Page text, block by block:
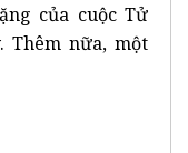
của cuộc Tử
Thêm nữa, một